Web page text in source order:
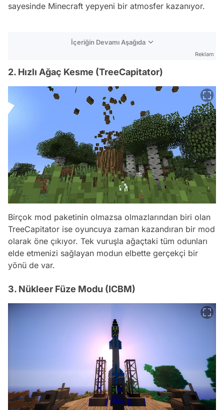
sayesinde Minecraft yepyeni bir atmosfer kazanıyor.
İçeriğin Devamı Aşağıda
Reklam
2. Hızlı Ağaç Kesme (TreeCapitator)
Birçok mod paketinin olmazsa olmazlarından biri olan
TreeCapitator ise oyuncuya zaman kazandıran bir mod
olarak öne çıkıyor. Tek vuruşla ağaçtaki tüm odunları
elde etmenizi sağlayan modun elbette gerçekçi bir
yönü de var.
3. Nükleer Füze Modu (ICBM)